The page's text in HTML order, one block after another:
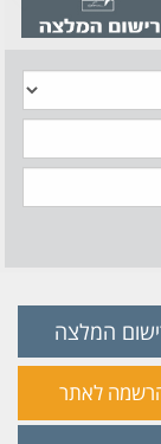
המלצה
לאתר